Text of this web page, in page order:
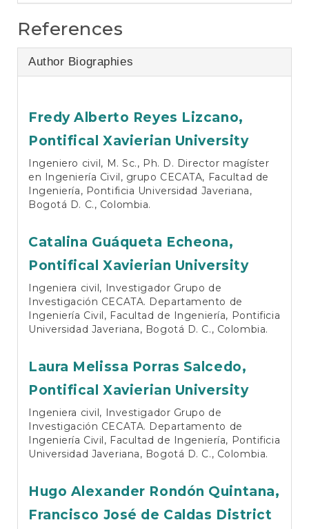
References
Author Biographies
Fredy Alberto Reyes Lizcano,
Pontifical Xavierian University
Ingeniero civil, M. Sc., Ph. D. Director magíster
en Ingeniería Civil, grupo CECATA, Facultad de
Ingeniería, Pontificia Universidad Javeriana,
Bogotá D. C., Colombia.
Catalina Guáqueta Echeona,
Pontifical Xavierian University
Ingeniera civil, Investigador Grupo de
Investigación CECATA. Departamento de
Ingeniería Civil, Facultad de Ingeniería, Pontificia
Universidad Javeriana, Bogotá D. C., Colombia.
Laura Melissa Porras Salcedo,
Pontifical Xavierian University
Ingeniera civil, Investigador Grupo de
Investigación CECATA. Departamento de
Ingeniería Civil, Facultad de Ingeniería, Pontificia
Universidad Javeriana, Bogotá D. C., Colombia.
Hugo Alexander Rondón Quintana,
Francisco José de Caldas District